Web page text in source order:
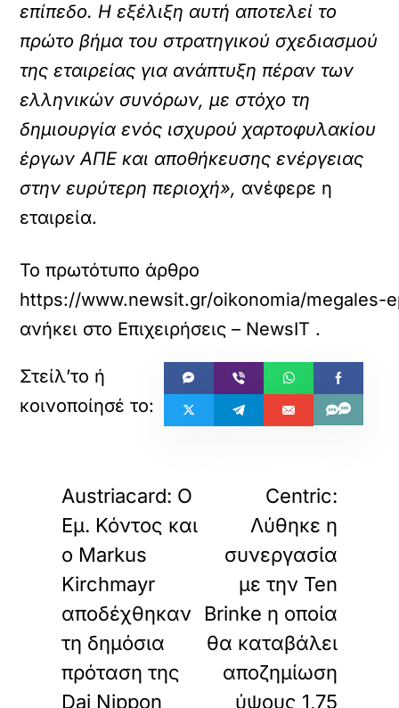
επίπεδο. Η εξέλιξη αυτή αποτελεί το
πρώτο βήμα του στρατηγικού σχεδιασμού
της εταιρείας για ανάπτυξη πέραν των
ελληνικών συνόρων, με στόχο τη
δημιουργία ενός ισχυρού χαρτοφυλακίου
έργων ΑΠΕ και αποθήκευσης ενέργειας
στην ευρύτερη περιοχή», ανέφερε η
εταιρεία.
Το πρωτότυπο άρθρο
https://www.newsit.gr/oikonomia/
ανήκει στο Επιχειρήσεις – NewsIT .
Austriacard: Ο
Εμ. Κόντος και
ο Markus
Kirchmayr
αποδέχθηκαν
τη δημόσια
πρόταση της
Dai Nippon
Centric:
Λύθηκε η
συνεργασία
με την Ten
Brinke η οποία
θα καταβάλει
αποζημίωση
ύψους 1,75